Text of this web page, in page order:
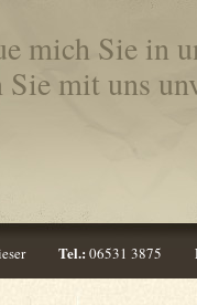
mich Sie in
Sie mit uns
Tel.: 06531 3875